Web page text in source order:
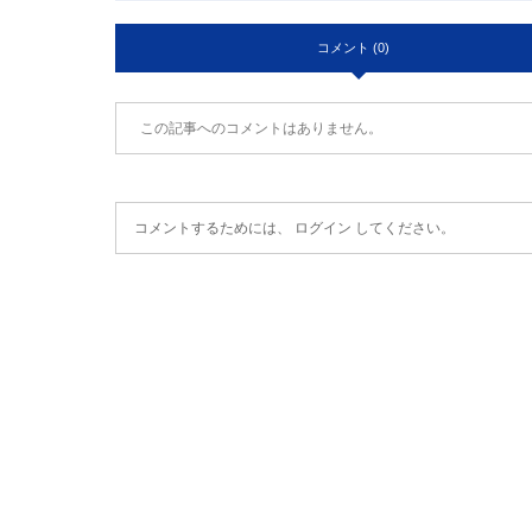
コメント (0)
この記事へのコメントはありません。
コメントするためには、 ログイン してください。